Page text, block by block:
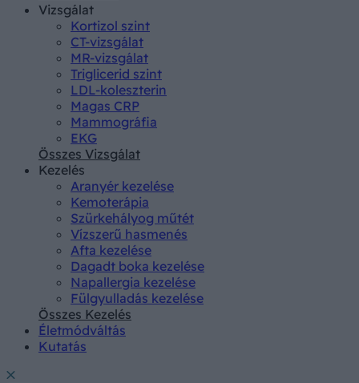
Vizsgálat
Kortizol szint
CT-vizsgálat
MR-vizsgálat
Triglicerid szint
LDL-koleszterin
Magas CRP
Mammográfia
EKG
Összes Vizsgálat
Kezelés
Aranyér kezelése
Kemoterápia
Szürkehályog műtét
Vízszerű hasmenés
Afta kezelése
Dagadt boka kezelése
Napallergia kezelése
Fülgyulladás kezelése
Összes Kezelés
Életmódváltás
Kutatás